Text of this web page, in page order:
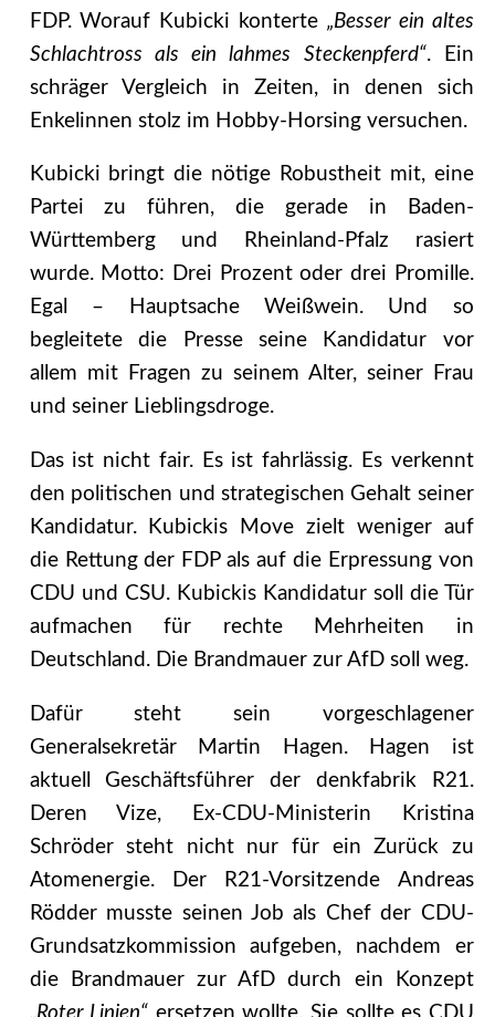
FDP. Worauf Kubicki konterte„Besser ein altes
Schlachtross als ein lahmes Steckenpferd“. Ein
schräger Vergleich in Zeiten, in denen sich
Enkelinnen stolz im Hobby-Horsing versuchen.
Kubicki bringt die nötige Robustheit mit, eine
Partei zu führen, die gerade in Baden-
Württemberg und Rheinland-Pfalz rasiert
wurde. Motto: Drei Prozent oder drei Promille.
Egal – Hauptsache Weißwein. Und so
begleitete die Presse seine Kandidatur vor
allem mit Fragen zu seinem Alter, seiner Frau
und seiner Lieblingsdroge.
Das ist nicht fair. Es ist fahrlässig. Es verkennt
den politischen und strategischen Gehalt seiner
Kandidatur. Kubickis Move zielt weniger auf
die Rettung der FDP als auf die Erpressung von
CDU und CSU. Kubickis Kandidatur soll die Tür
aufmachen für rechte Mehrheiten in
Deutschland. Die Brandmauer zur AfD soll weg.
Dafür steht sein vorgeschlagener
Generalsekretär Martin Hagen. Hagen ist
aktuell Geschäftsführer der denkfabrik R21.
Deren Vize, Ex-CDU-Ministerin Kristina
Schröder steht nicht nur für ein Zurück zu
Atomenergie. Der R21-Vorsitzende Andreas
Rödder musste seinen Job als Chef der CDU-
Grundsatzkommission aufgeben, nachdem er
die Brandmauer zur AfD durch ein Konzept